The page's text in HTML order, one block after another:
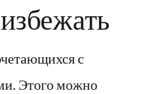
с
Этого можно